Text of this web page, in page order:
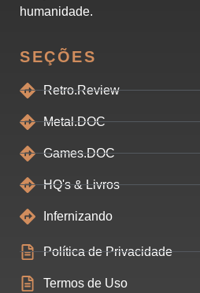
humanidade.
SEÇÕES
Retro.Review
Metal.DOC
Games.DOC
HQ's & Livros
Infernizando
Política de Privacidade
Termos de Uso